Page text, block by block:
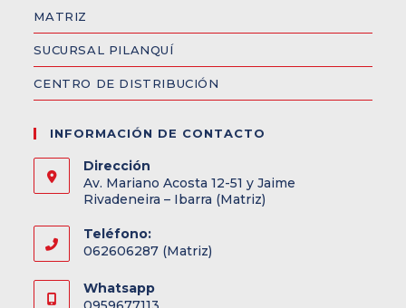
MATRIZ
SUCURSAL PILANQUÍ
CENTRO DE DISTRIBUCIÓN
INFORMACIÓN DE CONTACTO
Dirección
Av. Mariano Acosta 12-51 y Jaime
Rivadeneira – Ibarra (Matriz)
Teléfono:
062606287 (Matriz)
Whatsapp